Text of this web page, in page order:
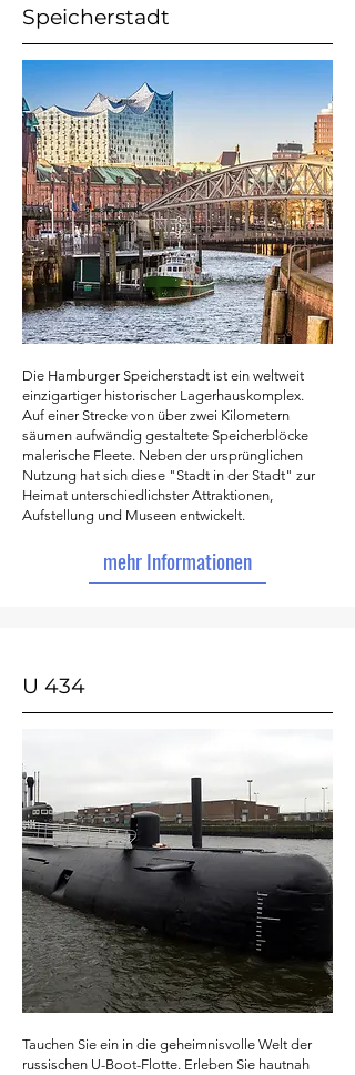
Speicherstadt
Die Hamburger Speicherstadt ist ein weltweit
einzigartiger historischer Lagerhauskomplex.
Auf einer Strecke von über zwei Kilometern
säumen aufwändig gestaltete Speicherblöcke
malerische Fleete. Neben der ursprünglichen
Nutzung hat sich diese "Stadt in der Stadt" zur
Heimat unterschiedlichster Attraktionen,
Aufstellung und Museen entwickelt.
mehr Informationen
U 434
Tauchen Sie ein in die geheimnisvolle Welt der
russischen U-Boot-Flotte. Erleben Sie hautnah